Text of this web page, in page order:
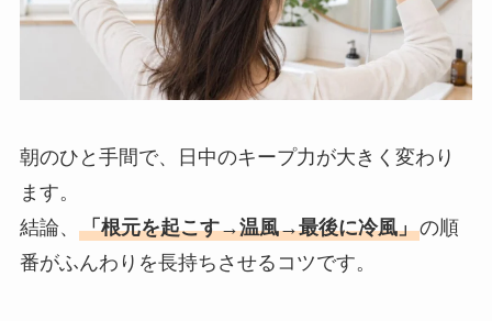
朝のひと手間で、日中のキープ力が大きく変わり
ます。
結論、 「根元を起こす→温風→最後に冷風」の順
番がふんわりを長持ちさせるコツです。